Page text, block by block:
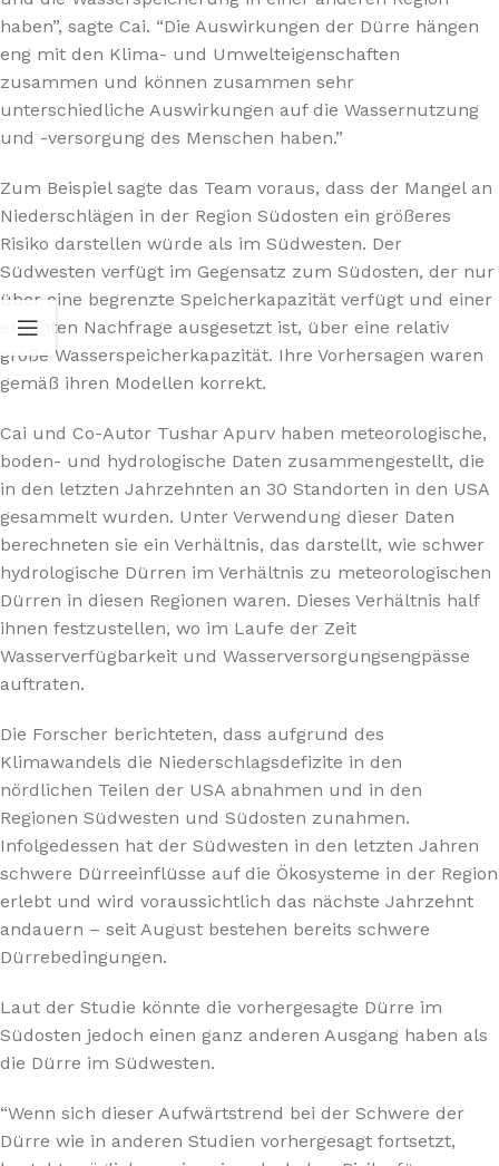
haben”, sagte Cai. “Die Auswirkungen der Dürre hängen
eng mit den Klima- und Umwelteigenschaften
zusammen und können zusammen sehr
unterschiedliche Auswirkungen auf die Wassernutzung
und -versorgung des Menschen haben.”
Zum Beispiel sagte das Team voraus, dass der Mangel an
Niederschlägen in der Region Südosten ein größeres
Risiko darstellen würde als im Südwesten. Der
Südwesten verfügt im Gegensatz zum Südosten, der nur
über eine begrenzte Speicherkapazität verfügt und einer
erhöhten Nachfrage ausgesetzt ist, über eine relativ
große Wasserspeicherkapazität. Ihre Vorhersagen waren
gemäß ihren Modellen korrekt.
Cai und Co-Autor Tushar Apurv haben meteorologische,
boden- und hydrologische Daten zusammengestellt, die
in den letzten Jahrzehnten an 30 Standorten in den USA
gesammelt wurden. Unter Verwendung dieser Daten
berechneten sie ein Verhältnis, das darstellt, wie schwer
hydrologische Dürren im Verhältnis zu meteorologischen
Dürren in diesen Regionen waren. Dieses Verhältnis half
ihnen festzustellen, wo im Laufe der Zeit
Wasserverfügbarkeit und Wasserversorgungsengpässe
auftraten.
Die Forscher berichteten, dass aufgrund des
Klimawandels die Niederschlagsdefizite in den
nördlichen Teilen der USA abnahmen und in den
Regionen Südwesten und Südosten zunahmen.
Infolgedessen hat der Südwesten in den letzten Jahren
schwere Dürreeinflüsse auf die Ökosysteme in der Region
erlebt und wird voraussichtlich das nächste Jahrzehnt
andauern – seit August bestehen bereits schwere
Dürrebedingungen.
Laut der Studie könnte die vorhergesagte Dürre im
Südosten jedoch einen ganz anderen Ausgang haben als
die Dürre im Südwesten.
“Wenn sich dieser Aufwärtstrend bei der Schwere der
Dürre wie in anderen Studien vorhergesagt fortsetzt,